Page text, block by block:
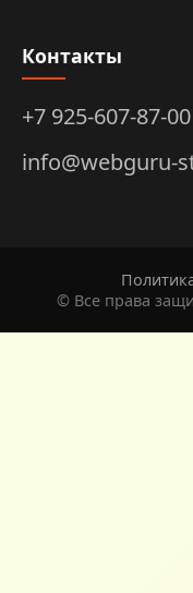
Контакты
+7 925-607-87-00
info@webguru-
© Все права